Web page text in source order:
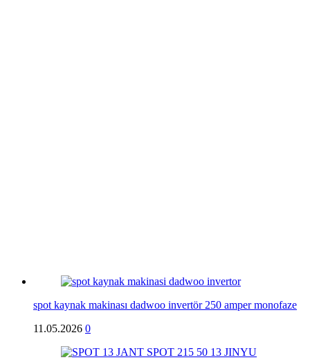
spot kaynak makinası dadwoo invertör 250 amper monofaze
11.05.2026 0